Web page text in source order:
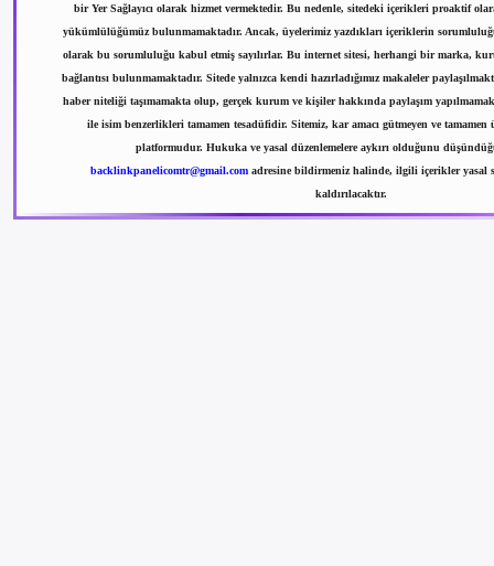
bir Yer Sağlayıcı olarak hizmet vermektedir. Bu nedenle, sitedeki içerikleri proaktif
yükümlülüğümüz bulunmamaktadır. Ancak, üyelerimiz yazdıkları içeriklerin
olarak bu sorumluluğu kabul etmiş sayılırlar. Bu internet sitesi, herhangi bir marka,
bağlantısı bulunmamaktadır. Sitede yalnızca kendi hazırladığımız makaleler
haber niteliği taşımamakta olup, gerçek kurum ve kişiler hakkında paylaşım
ile isim benzerlikleri tamamen tesadüfidir. Sitemiz, kar amacı gütmeyen ve tamamen
platformudur. Hukuka ve yasal düzenlemelere aykırı olduğunu
backlinkpanelicomtr@gmail.comadresine bildirmeniz halinde, ilgili içerikler yasal
kaldırılacaktır.